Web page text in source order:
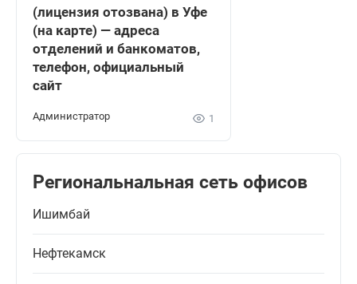
(лицензия отозвана) в Уфе
(на карте) — адреса
отделений и банкоматов,
телефон, официальный
сайт
Администратор 1
Региональнальная сеть офисов
Ишимбай
Нефтекамск